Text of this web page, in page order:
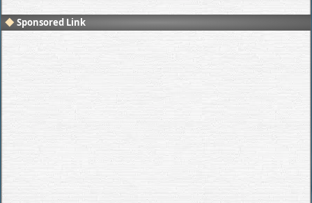
Sponsored Link